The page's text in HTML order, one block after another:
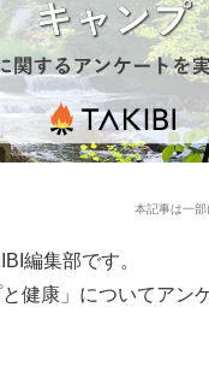
本記事は一
編集部です。
健康」についてアン